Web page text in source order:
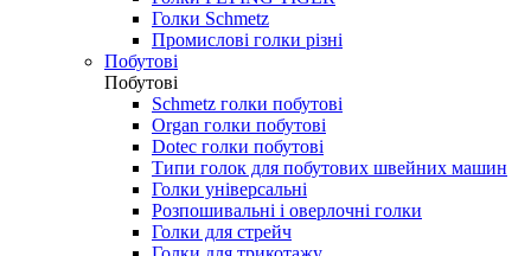
Голки Schmetz
Промислові голки різні
Побутові
Побутові
Schmetz голки побутові
Organ голки побутові
Dotec голки побутові
Типи голок для побутових швейних машин
Голки універсальні
Розпошивальні і оверлочні голки
Голки для стрейч